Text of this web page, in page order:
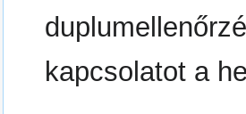
kapcsolatot a